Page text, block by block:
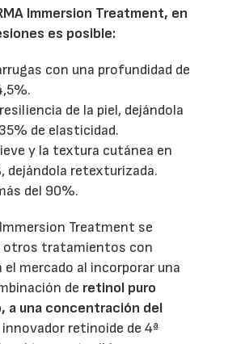
Immersion Treatment, en
es posible:
con una profundidad de
de la piel, dejándola
de elasticidad.
y la textura cutánea en
dejándola retexturizada.
del 90%.
Immersion Treatment se
otros tratamientos con
mercado al incorporar una
de retinol puro
a una concentración del
retinoide de 4ª